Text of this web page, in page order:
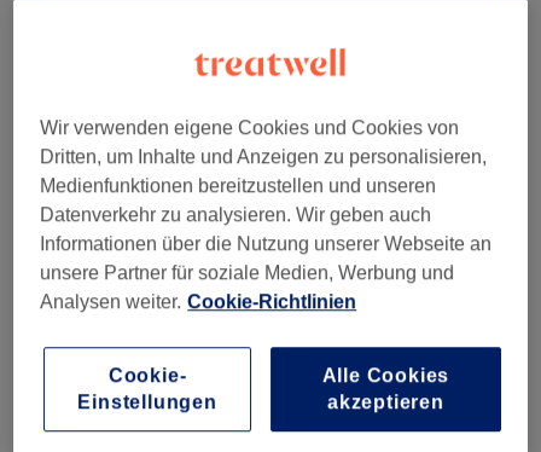
Auf Treatwell finden
Wir verwenden eigene Cookies und Cookies von
Dritten, um Inhalte und Anzeigen zu personalisieren,
Medienfunktionen bereitzustellen und unseren
Datenverkehr zu analysieren. Wir geben auch
Informationen über die Nutzung unserer Webseite an
unsere Partner für soziale Medien, Werbung und
Analysen weiter. Cookie-Richtlinien
Cookie-
Einstellungen
Alle Cookies
akzeptieren